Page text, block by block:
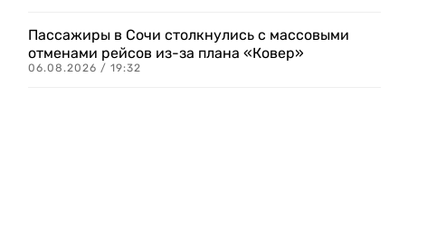
Пассажиры в Сочи столкнулись с массовыми
отменами рейсов из-за плана «Ковер»
06.08.2026 / 19:32